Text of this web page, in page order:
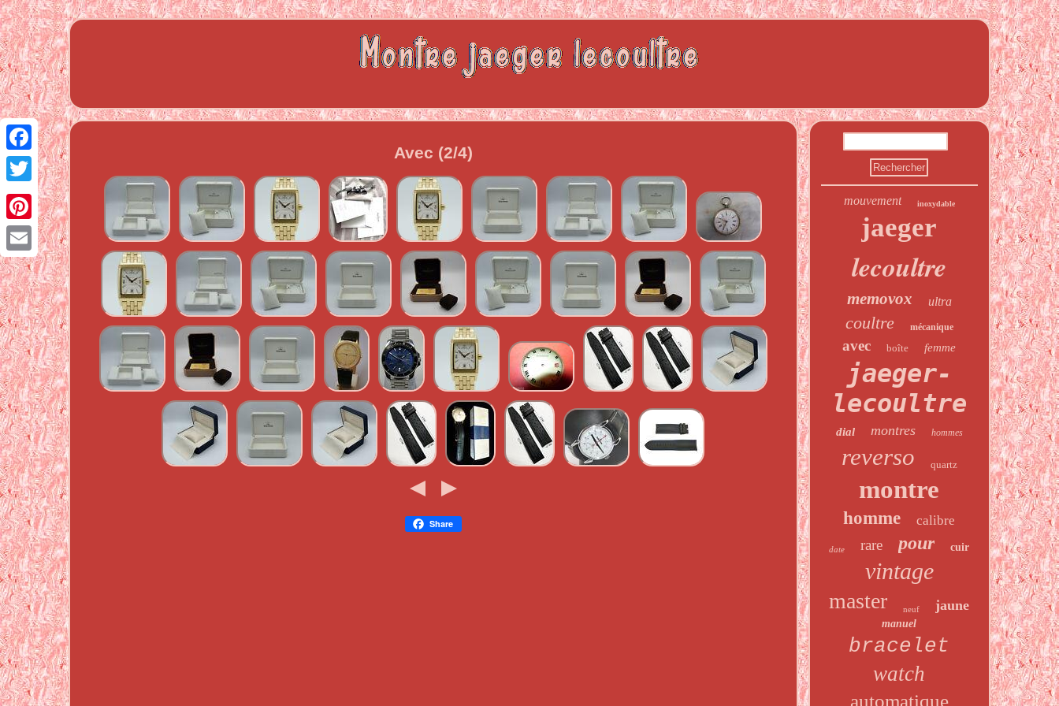
Facebook
Twitter
Pinterest
Email
Avec (2/4)
Share
mouvement inoxydable
jaeger
lecoultre
memovox ultra
coultre mécanique
avec boîte femme
jaeger-
lecoultre
dial montres hommes
reverso quartz
montre
homme calibre
date rare pour cuir
vintage
master neuf jaune
manuel
bracelet
watch
automatique